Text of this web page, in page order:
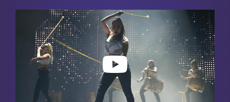
ans, Lilla Csepregi réalise des doubles sauts avant
et arrière sur la slackline, virevolte, tournoie, et
réalise des grands écarts sur son fil, qu’elle utilise
comme un trampoline. Mêlant sport et art du
cirque, elle fait preuve de dextérité et de grâce et
donne du fil à retordre au public qui, du regard,
peine à suivre ses figures exécutées sans aucun
temps mort !